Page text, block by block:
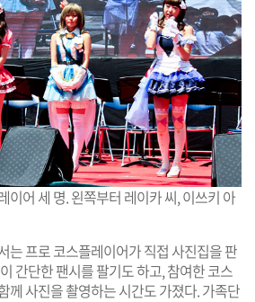
이어 세 명. 왼쪽부터 레이카 씨, 이쓰키 아
는 프로 코스플레이어가 직접 사진집을 판
간단한 팬시를 팔기도 하고, 참여한 코스
께 사진을 촬영하는 시간도 가졌다. 가족단